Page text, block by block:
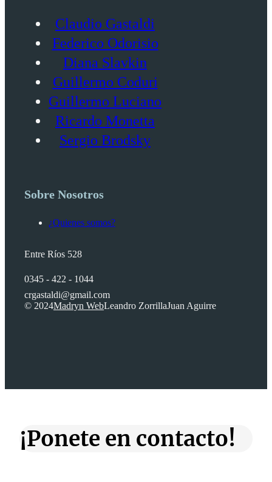
Claudio Gastaldi
Federico Odorisio
Diana Slavkin
Guillermo Coduri
Guillermo Luciano
Ricardo Monetta
Sergio Brodsky
Sobre Nosotros
¿Quienes somos?
Entre Ríos 528
0345 - 422 - 1044
crgastaldi@gmail.com
© 2024Madryn WebLeandro ZorrillaJuan Aguirre
¡Ponete en contacto!